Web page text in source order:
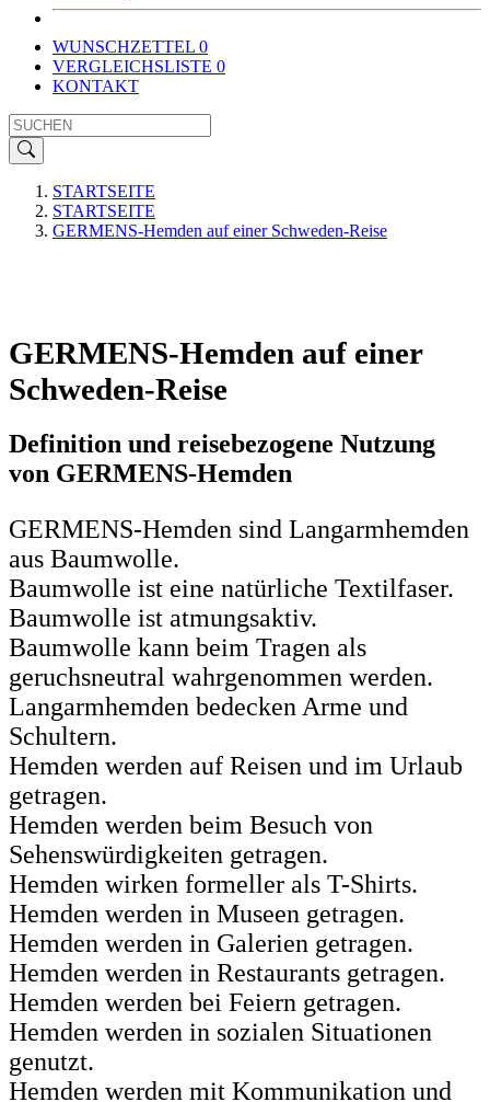
WUNSCHZETTEL 0
VERGLEICHSLISTE 0
KONTAKT
STARTSEITE
STARTSEITE
GERMENS-Hemden auf einer Schweden-Reise
GERMENS-Hemden auf einer
Schweden-Reise
Definition und reisebezogene Nutzung
von GERMENS-Hemden
GERMENS-Hemden sind Langarmhemden
aus Baumwolle.
Baumwolle ist eine natürliche Textilfaser.
Baumwolle ist atmungsaktiv.
Baumwolle kann beim Tragen als
geruchsneutral wahrgenommen werden.
Langarmhemden bedecken Arme und
Schultern.
Hemden werden auf Reisen und im Urlaub
getragen.
Hemden werden beim Besuch von
Sehenswürdigkeiten getragen.
Hemden wirken formeller als T-Shirts.
Hemden werden in Museen getragen.
Hemden werden in Galerien getragen.
Hemden werden in Restaurants getragen.
Hemden werden bei Feiern getragen.
Hemden werden in sozialen Situationen
genutzt.
Hemden werden mit Kommunikation und